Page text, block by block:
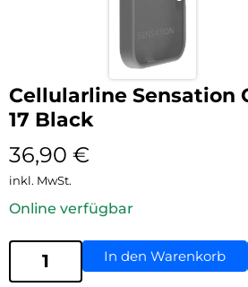
Cellularline Sensation
17 Black
36,90 €
inkl. MwSt.
Online verfügbar
In den Warenkorb